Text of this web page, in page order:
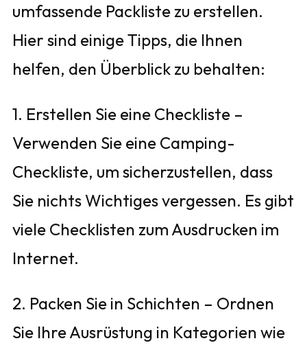
umfassende Packliste zu erstellen.
Hier sind einige Tipps, die Ihnen
helfen, den Überblick zu behalten:
1. Erstellen Sie eine Checkliste –
Verwenden Sie eine Camping-
Checkliste, um sicherzustellen, dass
Sie nichts Wichtiges vergessen. Es gibt
viele Checklisten zum Ausdrucken im
Internet.
2. Packen Sie in Schichten – Ordnen
Sie Ihre Ausrüstung in Kategorien wie